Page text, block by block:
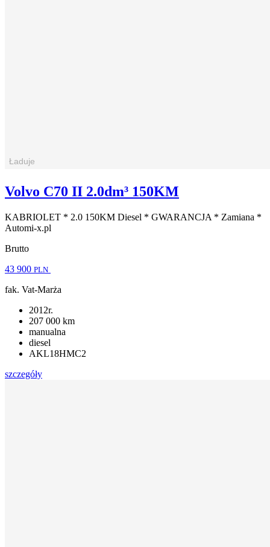
Volvo C70 II 2.0dm³ 150KM
KABRIOLET * 2.0 150KM Diesel * GWARANCJA * Zamiana *
Automi-x.pl
Brutto
43 900 PLN
fak. Vat-Marża
2012r.
207 000 km
manualna
diesel
AKL18HMC2
szczegóły